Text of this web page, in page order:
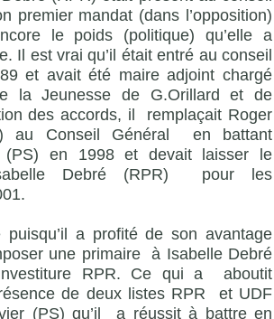
premier mandat (dans l’opposition)
le poids (politique) qu’elle a
Il est vrai qu’il était entré au conseil
et avait été maire adjoint chargé
la Jeunesse de G.Orillard et de
des accords, il remplaçait Roger
au Conseil Général en battant
(PS) en 1998 et devait laisser le
Debré (RPR) pour les
a profité de son avantage
une primaire à Isabelle Debré
RPR. Ce qui a aboutit
de deux listes RPR et UDF
(PS) qu’il a réussit à battre en